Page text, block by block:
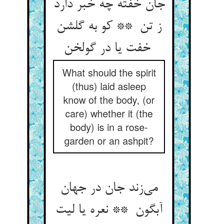
جان خفته چه خبر دارد
ز تن ** کو به گلشن
What should the spirit
(thus) laid asleep
know of the body, (or
care) whether it (the
body) is in a rose-
garden or an ashpit?
می‌زند جان در جهان
آبگون ** نعره یا لیت